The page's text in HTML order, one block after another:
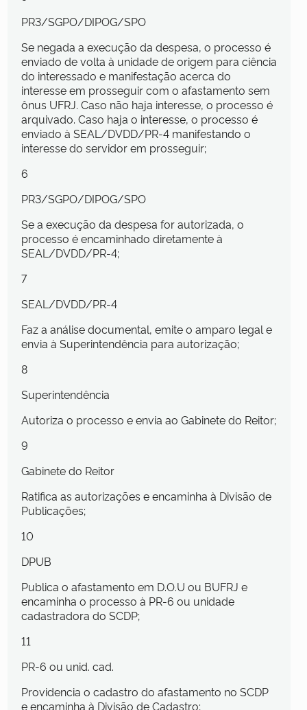
PR3/SGPO/DIPOG/SPO
Se negada a execução da despesa, o processo é
enviado de volta à unidade de origem para ciência
do interessado e manifestação acerca do
interesse em prosseguir com o afastamento sem
ônus UFRJ. Caso não haja interesse, o processo é
arquivado. Caso haja o interesse, o processo é
enviado à SEAL/DVDD/PR-4 manifestando o
interesse do servidor em prosseguir;
6
PR3/SGPO/DIPOG/SPO
Se a execução da despesa for autorizada, o
processo é encaminhado diretamente à
SEAL/DVDD/PR-4;
7
SEAL/DVDD/PR-4
Faz a análise documental, emite o amparo legal e
envia à Superintendência para autorização;
8
Superintendência
Autoriza o processo e envia ao Gabinete do Reitor;
9
Gabinete do Reitor
Ratifica as autorizações e encaminha à Divisão de
Publicações;
10
DPUB
Publica o afastamento em D.O.U ou BUFRJ e
encaminha o processo à PR-6 ou unidade
cadastradora do SCDP;
11
PR-6 ou unid. cad.
Providencia o cadastro do afastamento no SCDP
e encaminha à Divisão de Cadastro;